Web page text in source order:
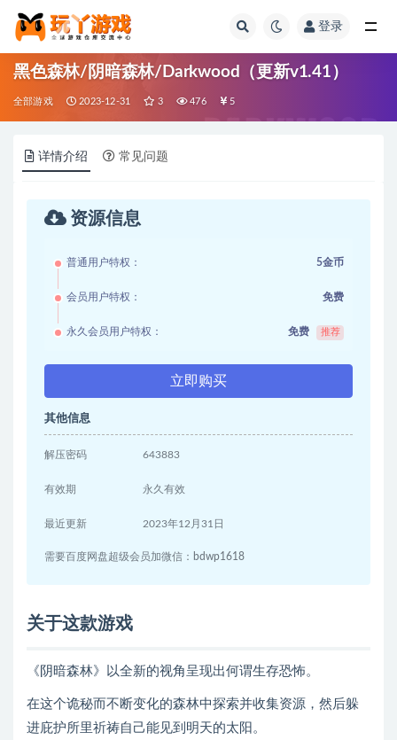
登录
黑色森林/阴暗森林/Darkwood（更新v1.41）
全部游戏 2023-12-31 3 476 5
详情介绍 常见问题
资源信息
普通用户特权： 5金币
会员用户特权： 免费
永久会员用户特权： 免费 推荐
立即购买
其他信息
解压密码 643883
有效期 永久有效
最近更新 2023年12月31日
需要百度网盘超级会员加微信：bdwp1618
关于这款游戏
《阴暗森林》以全新的视角呈现出何谓生存恐怖。
在这个诡秘而不断变化的森林中探索并收集资源，然后躲
进庇护所里祈祷自己能见到明天的太阳。